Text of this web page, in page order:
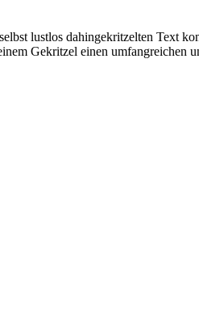
lustlos dahingekritzelten Text
Gekritzel einen umfangreichen